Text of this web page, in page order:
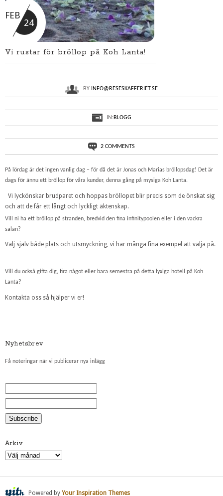
FEB
24
Vi rustar för bröllop på Koh Lanta!
BY INFO@RESESKAFFERIET.SE
IN:BLOGG
2 COMMENTS
På lördag är det ingen vanlig dag – för då det är Jonas och Marias bröllopsdag! Det är
dags för ännu ett bröllop för våra kunder, denna gång på mysiga Koh Lanta.
Vi lyckönskar brudparet och hoppas bröllopet blir precis som de önskat sig
och att de får ett långt och lyckligt äktenskap.
Vill ni ha ett bröllop på stranden, bredvid den fina infinitypoolen eller i den vackra
salan?
Välj själv både plats och utsmyckning, vi har många fina exempel att välja på.
Vill du också gifta dig, fira något eller bara semestra på detta lyxiga hotell på Koh
Lanta?
Kontakta oss så hjälper vi er!
Nyhetsbrev
Få noteringar när vi publicerar nya inlägg
Arkiv
Arkiv
Powered by Your Inspiration Themes